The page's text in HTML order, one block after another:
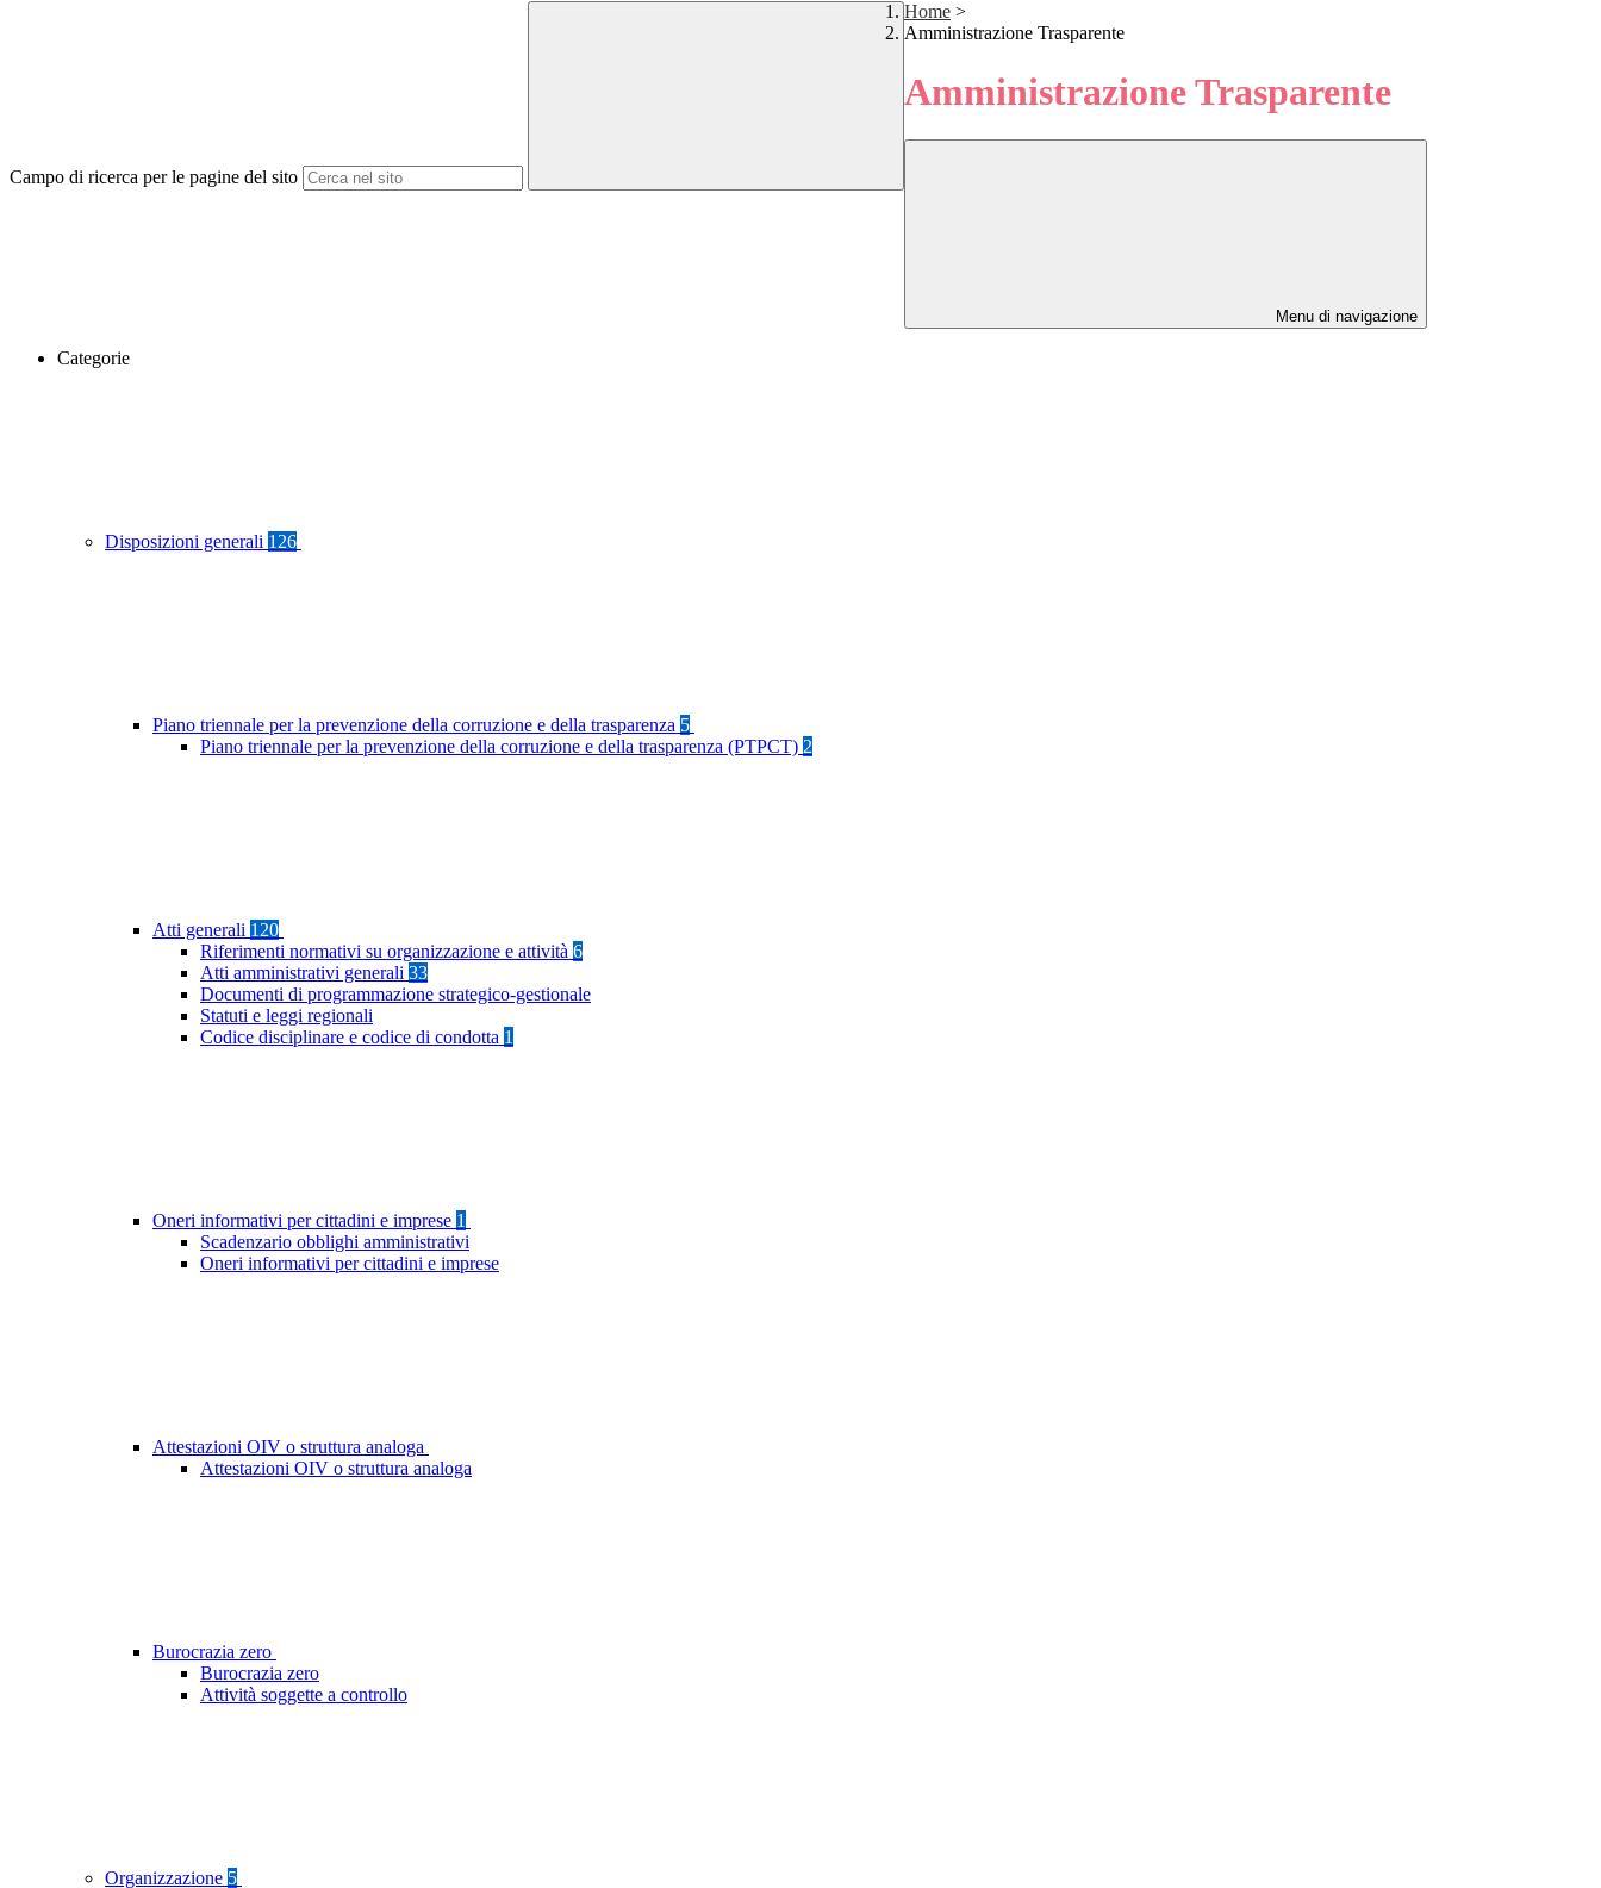
Campo di ricerca per le pagine del sito
Home >
Amministrazione Trasparente
Amministrazione Trasparente
Menu di navigazione
Categorie
Disposizioni generali 126
Piano triennale per la prevenzione della corruzione e della trasparenza 5
Piano triennale per la prevenzione della corruzione e della trasparenza (PTPCT) 2
Atti generali 120
Riferimenti normativi su organizzazione e attività 6
Atti amministrativi generali 33
Documenti di programmazione strategico-gestionale
Statuti e leggi regionali
Codice disciplinare e codice di condotta 1
Oneri informativi per cittadini e imprese 1
Scadenzario obblighi amministrativi
Oneri informativi per cittadini e imprese
Attestazioni OIV o struttura analoga
Attestazioni OIV o struttura analoga
Burocrazia zero
Burocrazia zero
Attività soggette a controllo
Organizzazione 5